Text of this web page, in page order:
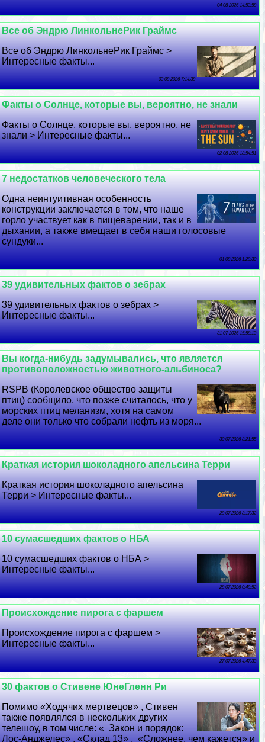
04 08 2026 14:53:58
Все об Эндрю ЛинкольнеРик Граймс
Все об Эндрю ЛинкольнеРик Граймс >
Интересные факты...
03 08 2026 7:14:38
Факты о Солнце, которые вы, вероятно, не знали
Факты о Солнце, которые вы, вероятно, не
знали > Интересные факты...
02 08 2026 18:54:51
7 недостатков человеческого тела
Одна неинтуитивная особенность
конструкции заключается в том, что наше
горло участвует как в пищеварении, так и в
дыхании, а также вмещает в себя наши голосовые
сундуки...
01 08 2026 1:29:30
39 удивительных фактов о зебрах
39 удивительных фактов о зебрах >
Интересные факты...
31 07 2026 15:58:13
Вы когда-нибудь задумывались, что является
противоположностью животного-альбиноса?
RSPB (Королевское общество защиты
птиц) сообщило, что позже считалось, что у
морских птиц меланизм, хотя на самом
деле они только что собрали нефть из моря...
30 07 2026 8:21:55
Краткая история шоколадного апельсина Терри
Краткая история шоколадного апельсина
Терри > Интересные факты...
29 07 2026 8:17:32
10 cyмacшедших фактов о НБА
10 cyмacшедших фактов о НБА >
Интересные факты...
28 07 2026 0:49:52
Происхождение пирога с фаршем
Происхождение пирога с фаршем >
Интересные факты...
27 07 2026 4:47:33
30 фактов о Стивене ЮнеГленн Ри
Помимо «Ходячих мертвецов» , Стивен
также появлялся в нескольких других
телешоу, в том числе: « Закон и порядок:
Лос-Анджелес» , «Склад 13» , «Сложнее, чем кажется» и